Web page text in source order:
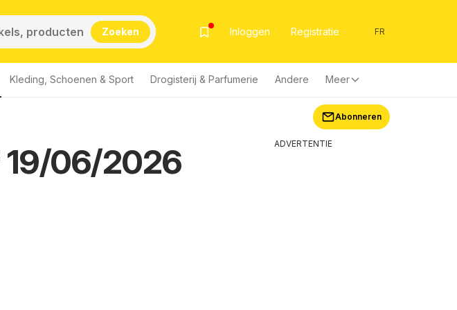
Zoeken Inloggen Registratie FR
Kleding, Schoenen & Sport Drogisterij & Parfumerie Andere Meer
Abonneren
19/06/2026
ADVERTENTIE